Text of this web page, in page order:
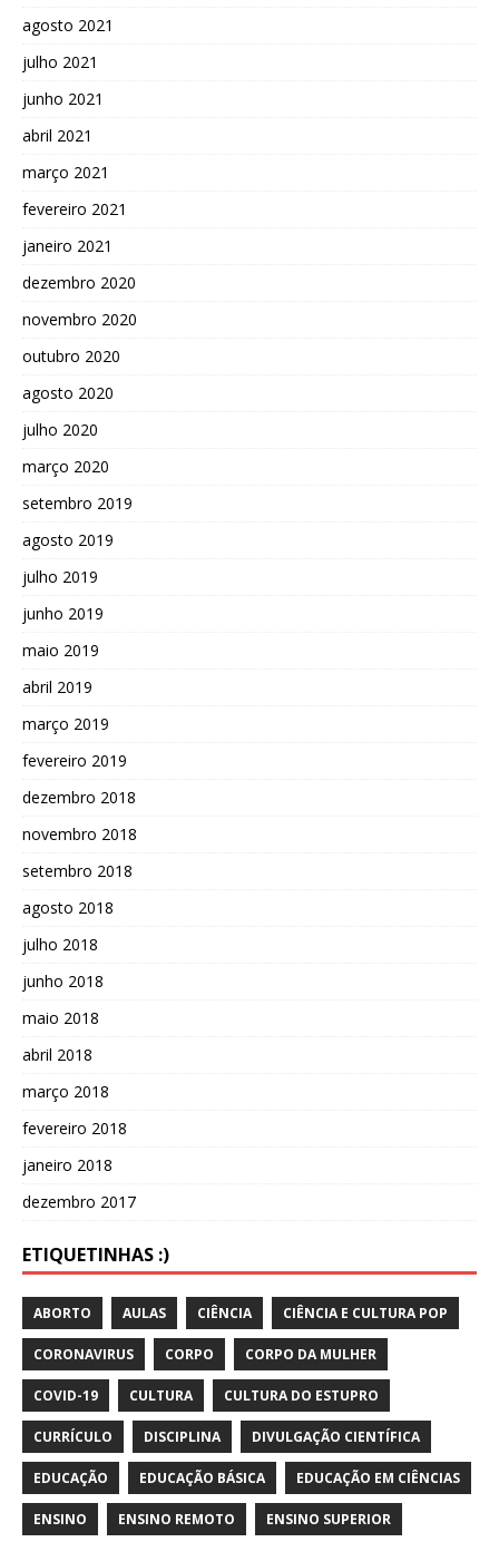
agosto 2021
julho 2021
junho 2021
abril 2021
março 2021
fevereiro 2021
janeiro 2021
dezembro 2020
novembro 2020
outubro 2020
agosto 2020
julho 2020
março 2020
setembro 2019
agosto 2019
julho 2019
junho 2019
maio 2019
abril 2019
março 2019
fevereiro 2019
dezembro 2018
novembro 2018
setembro 2018
agosto 2018
julho 2018
junho 2018
maio 2018
abril 2018
março 2018
fevereiro 2018
janeiro 2018
dezembro 2017
ETIQUETINHAS :)
ABORTO AULAS CIÊNCIA CIÊNCIA E CULTURA POP
CORONAVIRUS CORPO CORPO DA MULHER
COVID-19 CULTURA CULTURA DO ESTUPRO
CURRÍCULO DISCIPLINA DIVULGAÇÃO CIENTÍFICA
EDUCAÇÃO EDUCAÇÃO BÁSICA EDUCAÇÃO EM CIÊNCIAS
ENSINO ENSINO REMOTO ENSINO SUPERIOR